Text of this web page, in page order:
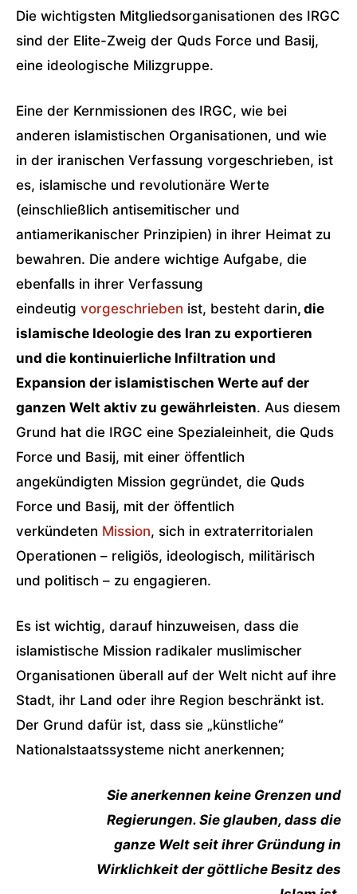
Die wichtigsten Mitgliedsorganisationen des IRGC
sind der Elite-Zweig der Quds Force und Basij,
eine ideologische Milizgruppe.
Eine der Kernmissionen des IRGC, wie bei
anderen islamistischen Organisationen, und wie
in der iranischen Verfassung vorgeschrieben, ist
es, islamische und revolutionäre Werte
(einschließlich antisemitischer und
antiamerikanischer Prinzipien) in ihrer Heimat zu
bewahren. Die andere wichtige Aufgabe, die
ebenfalls in ihrer Verfassung
eindeutig vorgeschrieben ist, besteht darin, die
islamische Ideologie des Iran zu exportieren
und die kontinuierliche Infiltration und
Expansion der islamistischen Werte auf der
ganzen Welt aktiv zu gewährleisten. Aus diesem
Grund hat die IRGC eine Spezialeinheit, die Quds
Force und Basij, mit einer öffentlich
angekündigten Mission gegründet, die Quds
Force und Basij, mit der öffentlich
verkündeten Mission, sich in extraterritorialen
Operationen – religiös, ideologisch, militärisch
und politisch – zu engagieren.
Es ist wichtig, darauf hinzuweisen, dass die
islamistische Mission radikaler muslimischer
Organisationen überall auf der Welt nicht auf ihre
Stadt, ihr Land oder ihre Region beschränkt ist.
Der Grund dafür ist, dass sie „künstliche“
Nationalstaatssysteme nicht anerkennen;
Sie anerkennen keine Grenzen und
Regierungen. Sie glauben, dass die
ganze Welt seit ihrer Gründung in
Wirklichkeit der göttliche Besitz des